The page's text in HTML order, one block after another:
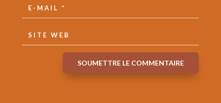
SOUMETTRE LE COMMENTAIRE